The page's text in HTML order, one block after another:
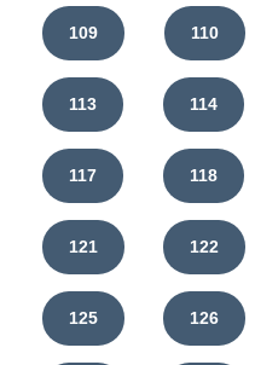
109 110
113 114
117 118
121 122
125 126